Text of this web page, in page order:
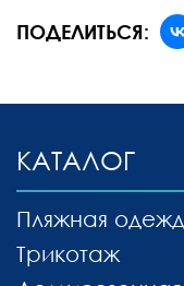
ПОДЕЛИТЬСЯ:
КАТАЛОГ
Пляжная
Трикотаж